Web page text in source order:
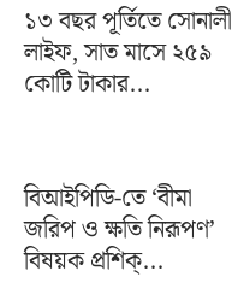
১৩ বছর পূর্তিতে সোনালী
লাইফ, সাত মাসে ২৫৯
কোটি টাকার...
বিআইপিডি-তে ‘বীমা
জরিপ ও ক্ষতি নিরূপণ’
বিষয়ক প্রশিক্...